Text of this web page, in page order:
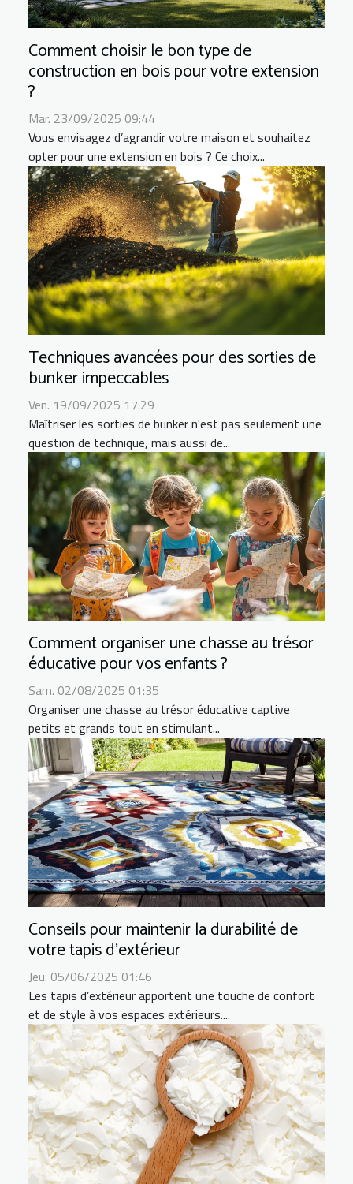
Comment choisir le bon type de
construction en bois pour votre extension
?
Mar. 23/09/2025 09:44
Vous envisagez d’agrandir votre maison et souhaitez
opter pour une extension en bois ? Ce choix...
Techniques avancées pour des sorties de
bunker impeccables
Ven. 19/09/2025 17:29
Maîtriser les sorties de bunker n'est pas seulement une
question de technique, mais aussi de...
Comment organiser une chasse au trésor
éducative pour vos enfants ?
Sam. 02/08/2025 01:35
Organiser une chasse au trésor éducative captive
petits et grands tout en stimulant...
Conseils pour maintenir la durabilité de
votre tapis d'extérieur
Jeu. 05/06/2025 01:46
Les tapis d’extérieur apportent une touche de confort
et de style à vos espaces extérieurs....